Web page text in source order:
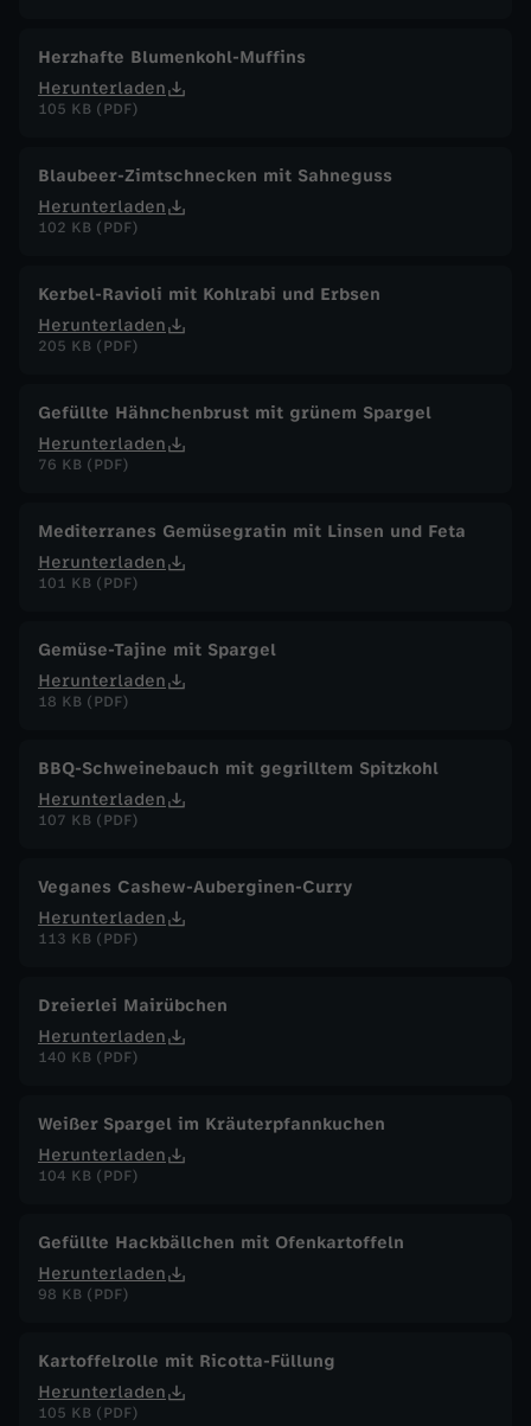
Herzhafte Blumenkohl-Muffins
Herunterladen
105 KB (PDF)
Blaubeer-Zimtschnecken mit Sahneguss
Herunterladen
102 KB (PDF)
Kerbel-Ravioli mit Kohlrabi und Erbsen
Herunterladen
205 KB (PDF)
Gefüllte Hähnchenbrust mit grünem Spargel
Herunterladen
76 KB (PDF)
Mediterranes Gemüsegratin mit Linsen und Feta
Herunterladen
101 KB (PDF)
Gemüse-Tajine mit Spargel
Herunterladen
18 KB (PDF)
BBQ-Schweinebauch mit gegrilltem Spitzkohl
Herunterladen
107 KB (PDF)
Veganes Cashew-Auberginen-Curry
Herunterladen
113 KB (PDF)
Dreierlei Mairübchen
Herunterladen
140 KB (PDF)
Weißer Spargel im Kräuterpfannkuchen
Herunterladen
104 KB (PDF)
Gefüllte Hackbällchen mit Ofenkartoffeln
Herunterladen
98 KB (PDF)
Kartoffelrolle mit Ricotta-Füllung
Herunterladen
105 KB (PDF)